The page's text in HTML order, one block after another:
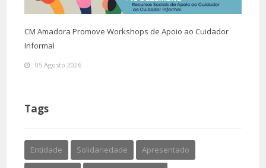
CM Amadora Promove Workshops de Apoio ao Cuidador
Informal
05 Agosto 2026
Tags
Entidade Solidariedade Apresentado